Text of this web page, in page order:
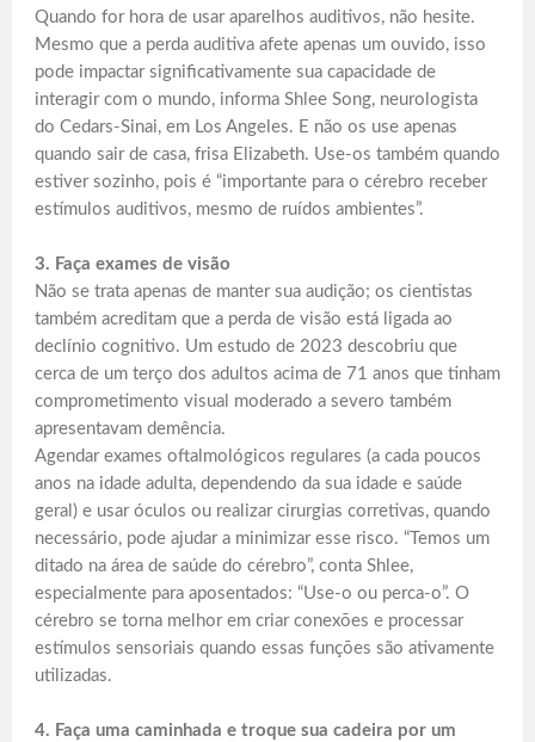
Quando for hora de usar aparelhos auditivos, não hesite.
Mesmo que a perda auditiva afete apenas um ouvido, isso
pode impactar significativamente sua capacidade de
interagir com o mundo, informa Shlee Song, neurologista
do Cedars-Sinai, em Los Angeles. E não os use apenas
quando sair de casa, frisa Elizabeth. Use-os também quando
estiver sozinho, pois é “importante para o cérebro receber
estímulos auditivos, mesmo de ruídos ambientes”.
3. Faça exames de visão
Não se trata apenas de manter sua audição; os cientistas
também acreditam que a perda de visão está ligada ao
declínio cognitivo. Um estudo de 2023 descobriu que
cerca de um terço dos adultos acima de 71 anos que tinham
comprometimento visual moderado a severo também
apresentavam demência.
Agendar exames oftalmológicos regulares (a cada poucos
anos na idade adulta, dependendo da sua idade e saúde
geral) e usar óculos ou realizar cirurgias corretivas, quando
necessário, pode ajudar a minimizar esse risco. “Temos um
ditado na área de saúde do cérebro”, conta Shlee,
especialmente para aposentados: “Use-o ou perca-o”. O
cérebro se torna melhor em criar conexões e processar
estímulos sensoriais quando essas funções são ativamente
utilizadas.
4. Faça uma caminhada e troque sua cadeira por um